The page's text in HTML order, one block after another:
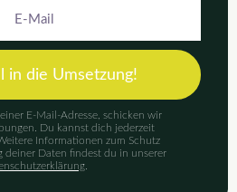
in die Umsetzung!
E-Mail-Adresse, schicken wir
Du kannst dich jederzeit
Informationen zum Schutz
deiner Daten findest du in unserer